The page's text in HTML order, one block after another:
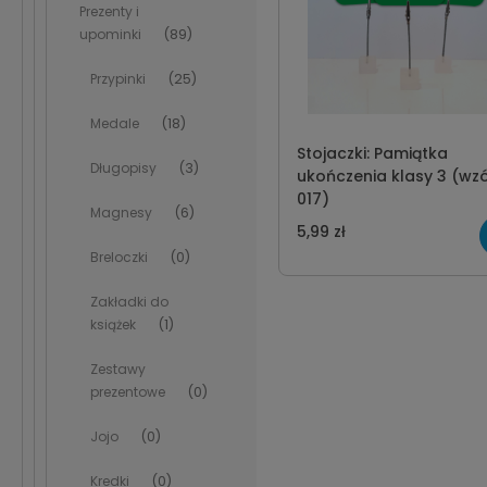
Prezenty i
upominki
(89)
Przypinki (25)
Medale (18)
Długopisy (3)
Magnesy (6)
Breloczki (0)
Zakładki do
książek
(1)
Zestawy
prezentowe
(0)
Jojo (0)
Kredki (0)
Stojaczki: Pamiątka
ukończenia klasy 3
017)
5,99 zł